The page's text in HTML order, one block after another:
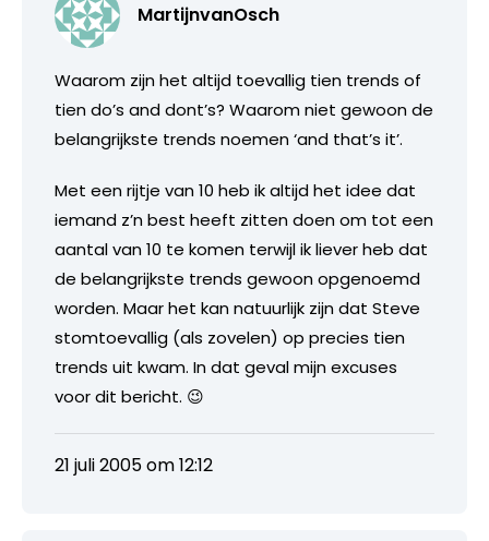
MartijnvanOsch
Waarom zijn het altijd toevallig tien trends of
tien do’s and dont’s? Waarom niet gewoon de
belangrijkste trends noemen ‘and that’s it’.
Met een rijtje van 10 heb ik altijd het idee dat
iemand z’n best heeft zitten doen om tot een
aantal van 10 te komen terwijl ik liever heb dat
de belangrijkste trends gewoon opgenoemd
worden. Maar het kan natuurlijk zijn dat Steve
stomtoevallig (als zovelen) op precies tien
trends uit kwam. In dat geval mijn excuses
voor dit bericht. 😉
21 juli 2005 om 12:12